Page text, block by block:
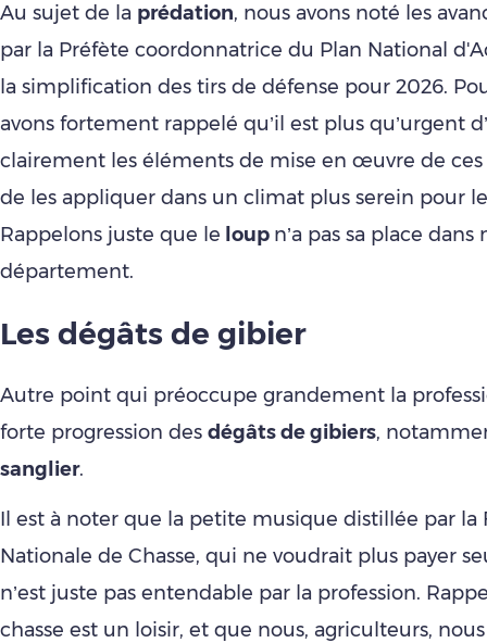
Au sujet de la prédation, nous avons noté les
par la Préfète coordonnatrice du Plan National
la simplification des tirs de défense pour 2026.
avons fortement rappelé qu’il est plus qu’urgent
clairement les éléments de mise en œuvre de ces
de les appliquer dans un climat plus serein pour
Rappelons juste que le loup n’a pas sa place dans
département.
Les dégâts de gibier
Autre point qui préoccupe grandement la
forte progression des dégâts de gibiers,
sanglier.
Il est à noter que la petite musique distillée par la
Nationale de Chasse, qui ne voudrait plus payer
n’est juste pas entendable par la profession.
chasse est un loisir, et que nous, agriculteurs,